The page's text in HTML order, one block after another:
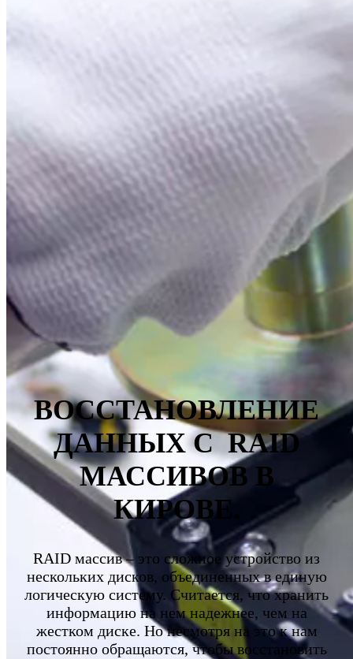
ВОССТАНОВЛЕНИЕ
ДАННЫХ С RAID
МАССИВОВ В
КИРОВЕ.
RAID массив – это сложное устройство из
нескольких дисков, объединенных в единую
логическую систему. Считается, что хранить
информацию на нем надежнее, чем на
жестком диске. Но несмотря на это к нам
постоянно обращаются, чтобы восстановить